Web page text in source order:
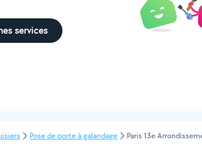
services
Pose de porte à galandage Paris 13e